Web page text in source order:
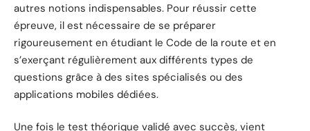
autres notions indispensables. Pour réussir cette
épreuve, il est nécessaire de se préparer
rigoureusement en étudiant le Code de la route et en
s’exerçant régulièrement aux différents types de
questions grâce à des sites spécialisés ou des
applications mobiles dédiées.
Une fois le test théorique validé avec succès, vient